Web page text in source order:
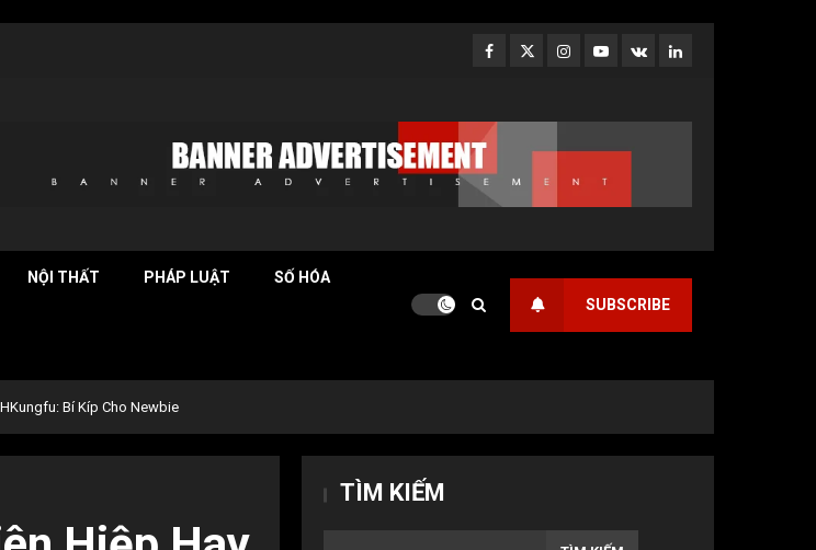
Facebook
TwitterInstagram
Youtube
VK LinkedIn
NỘI THẤT PHÁP LUẬT SỐ HÓA
SUBSCRIBE
Bí Kíp Cho Newbie
TÌM KIẾM